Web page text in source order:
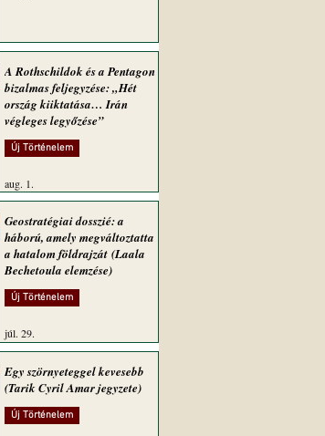
A Rothschildok és a Pentagon
bizalmas feljegyzése: „Hét
ország kiiktatása… Irán
végleges legyőzése”
Új Történelem
aug. 1.
Geostratégiai dosszié: a
háború, amely megváltoztatta
a hatalom földrajzát (Laala
Bechetoula elemzése)
Új Történelem
júl. 29.
Egy szörnyeteggel kevesebb
(Tarik Cyril Amar jegyzete)
Új Történelem